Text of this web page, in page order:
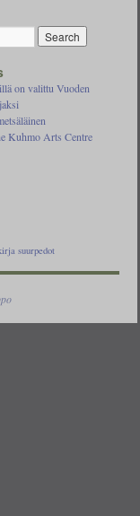
on valittu Vuoden
Kuhmo Arts Centre
suurpedot